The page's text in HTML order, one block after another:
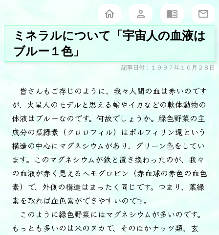
ミネラルについて「宇宙人の血液は
ブルー１色」
記事日付：１９９７年１０月２８日
皆さんもご存じのように、我々人間の血は赤いのです
が、火星人のモデルと思える蛸やイカなどの軟体動物の
体液はブルーなのです。何故でしょうか。緑色野菜の主
成分の葉緑素（クロロフィル）はポルフィリン還という
構造の中心にマグネシウムがあり、グリーン色をしてい
ます。このマグネシウムが鉄と置き換わったのが、我々
の血液が赤く見えるヘモグロビン（赤血球の赤色の血色
素）で、外側の構造はまったく同じです。つまり、葉緑
素を取れば血色素ができやすいのです。
このように緑色野菜にはマグネシウムが多いのです。
もっとも多いのは米のヌカで、そのほかナッツ類、玄